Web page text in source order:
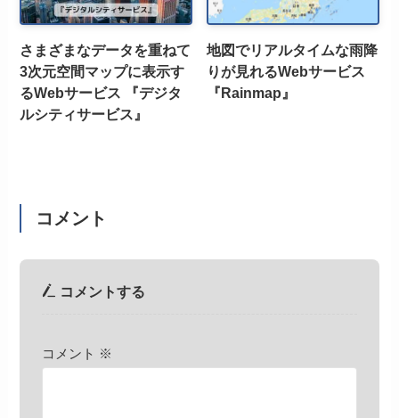
さまざまなデータを重ねて
3次元空間マップに表示す
るWebサービス 『デジタ
ルシティサービス』
地図でリアルタイムな雨降
りが見れるWebサービス
『Rainmap』
コメント
コメントする
コメント ※